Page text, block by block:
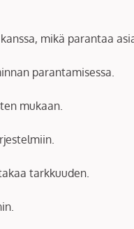
mikä parantaa
parantamisessa.
mukaan.
tarkkuuden.